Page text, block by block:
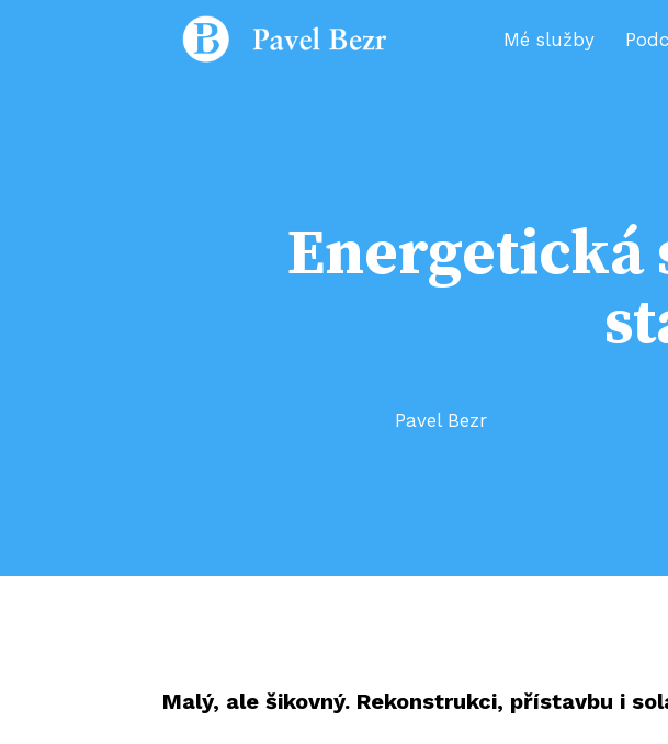
Mé služby
Energetická
Pavel Bezr
Malý, ale šikovný. Rekonstrukci, přístavbu i